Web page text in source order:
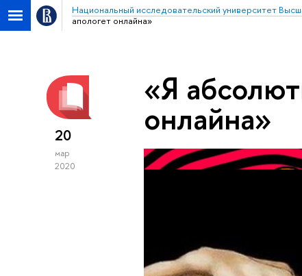
Национальный исследовательский университет
апологет онлайна»
20
мар
2020
«Я
онлайна»